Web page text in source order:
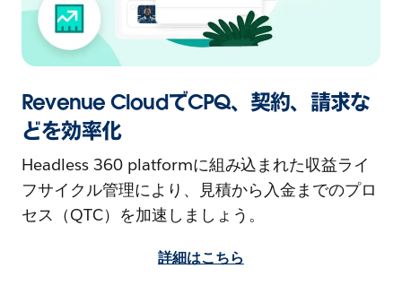
Revenue CloudでCPQ、契約、請求な
どを効率化
Headless 360 platformに組み込まれた収益ライ
フサイクル管理により、見積から入金までのプロ
セス（QTC）を加速しましょう。
詳細はこちら